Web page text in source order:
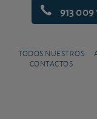
913 009
TODOS NUESTROS
CONTACTOS